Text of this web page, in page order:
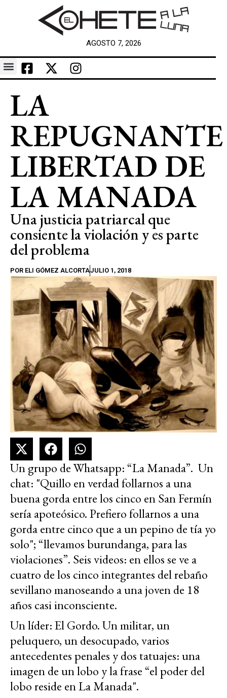
AGOSTO 7, 2026
LA
REPUGNANTE
LIBERTAD DE
LA MANADA
Una justicia patriarcal que
consiente la violación y es parte
del problema
POR ELI GÓMEZ ALCORTAJULIO 1, 2018
Un grupo de Whatsapp: “La Manada”. Un
chat: "Quillo en verdad follarnos a una
buena gorda entre los cinco en San Fermín
sería apoteósico. Prefiero follarnos a una
gorda entre cinco que a un pepino de tía yo
solo"; “llevamos burundanga, para las
violaciones”. Seis videos: en ellos se ve a
cuatro de los cinco integrantes del rebaño
sevillano manoseando a una joven de 18
años casi inconsciente.
Un líder: El Gordo. Un militar, un
peluquero, un desocupado, varios
antecedentes penales y dos tatuajes: una
imagen de un lobo y la frase “el poder del
lobo reside en La Manada".